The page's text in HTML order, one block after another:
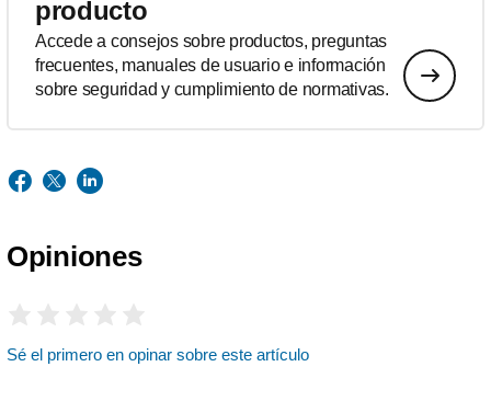
producto
Accede a consejos sobre productos, preguntas
frecuentes, manuales de usuario e información
sobre seguridad y cumplimiento de normativas.
Opiniones
Sé el primero en opinar sobre este artículo